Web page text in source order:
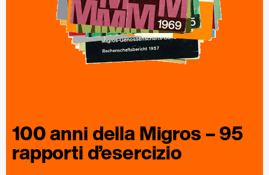
100 anni dellaMigros– 95
rapportid’esercizio